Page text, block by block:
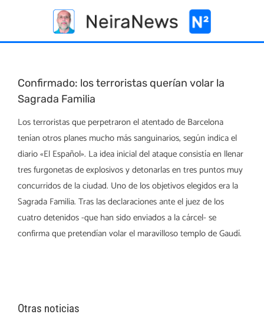
content
Confirmado: los terroristas querían volar la
Sagrada Familia
Los terroristas que perpetraron el atentado de Barcelona
tenían otros planes mucho más sanguinarios, según indica el
diario «El Español». La idea inicial del ataque consistía en llenar
tres furgonetas de explosivos y detonarlas en tres puntos muy
concurridos de la ciudad. Uno de los objetivos elegidos era la
Sagrada Familia. Tras las declaraciones ante el juez de los
cuatro detenidos -que han sido enviados a la cárcel- se
confirma que pretendían volar el maravilloso templo de Gaudí.
Otras noticias